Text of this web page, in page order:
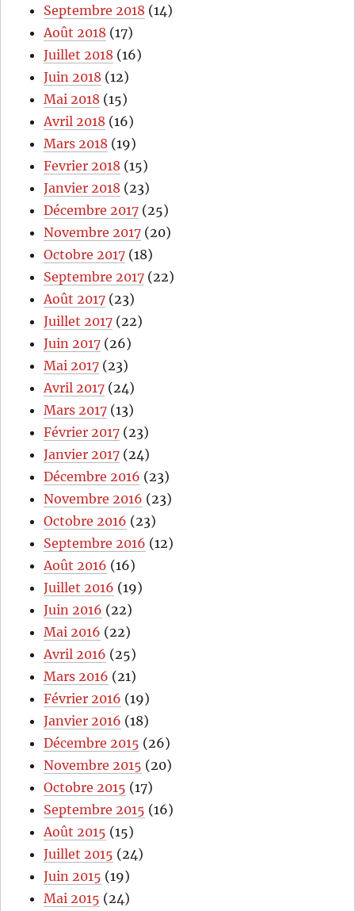
Septembre 2018 (14)
Août 2018 (17)
Juillet 2018 (16)
Juin 2018 (12)
Mai 2018 (15)
Avril 2018 (16)
Mars 2018 (19)
Fevrier 2018 (15)
Janvier 2018 (23)
Décembre 2017 (25)
Novembre 2017 (20)
Octobre 2017 (18)
Septembre 2017 (22)
Août 2017 (23)
Juillet 2017 (22)
Juin 2017 (26)
Mai 2017 (23)
Avril 2017 (24)
Mars 2017 (13)
Février 2017 (23)
Janvier 2017 (24)
Décembre 2016 (23)
Novembre 2016 (23)
Octobre 2016 (23)
Septembre 2016 (12)
Août 2016 (16)
Juillet 2016 (19)
Juin 2016 (22)
Mai 2016 (22)
Avril 2016 (25)
Mars 2016 (21)
Février 2016 (19)
Janvier 2016 (18)
Décembre 2015 (26)
Novembre 2015 (20)
Octobre 2015 (17)
Septembre 2015 (16)
Août 2015 (15)
Juillet 2015 (24)
Juin 2015 (19)
Mai 2015 (24)